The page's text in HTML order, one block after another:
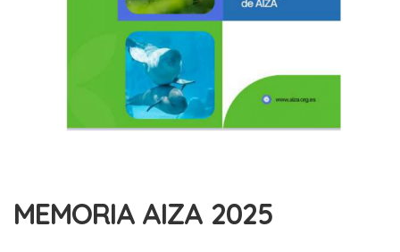
MEMORIA AIZA 2025